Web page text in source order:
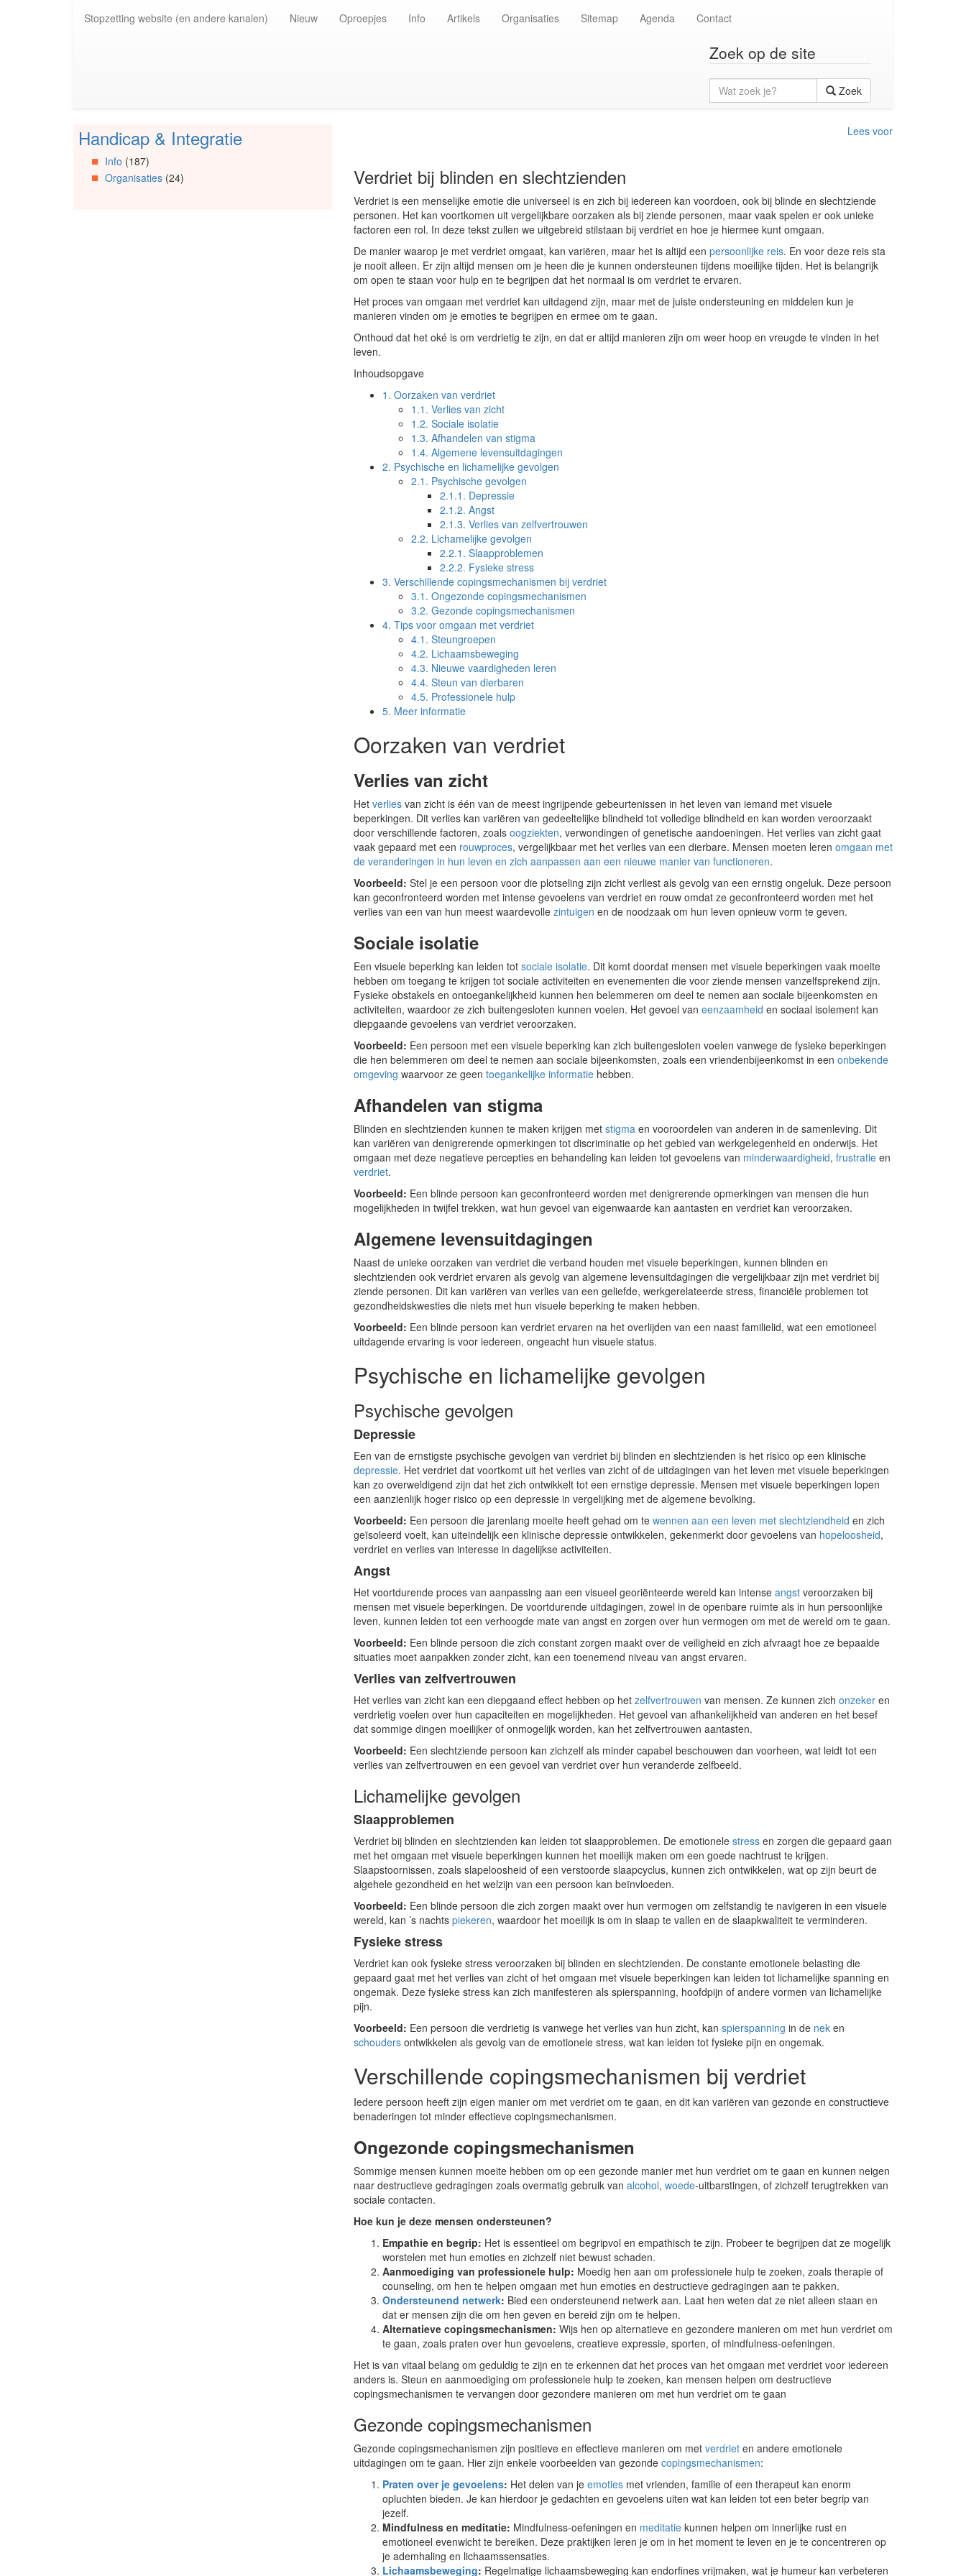
Stopzetting website (en andere kanalen) Nieuw Oproepjes Info Artikels Organisaties Sitemap Agenda Contact
Zoek op de site
Wat
zoek
je?
Zoek
Spring
Artikels
Spring
Handicap & Integratie
Info (187)
Organisaties(24)
Lees voor
Verdriet bij blinden en slechtzienden
Verdriet is een menselijke emotie die universeel is en zich bij iedereen kan voordoen, ook bij blinde en slechtziende
personen. Het kan voortkomen uit vergelijkbare oorzaken als bij ziende personen, maar vaak spelen er ook unieke
factoren een rol. In deze tekst zullen we uitgebreid stilstaan bij verdriet en hoe je hiermee kunt omgaan.
De manier waarop je met verdriet omgaat, kan variëren, maar het is altijd een persoonlijke reis. En voor deze reis sta
je nooit alleen. Er zijn altijd mensen om je heen die je kunnen ondersteunen tijdens moeilijke tijden. Het is belangrijk
om open te staan voor hulp en te begrijpen dat het normaal is om verdriet te ervaren.
Het proces van omgaan met verdriet kan uitdagend zijn, maar met de juiste ondersteuning en middelen kun je
manieren vinden om je emoties te begrijpen en ermee om te gaan.
Onthoud dat het oké is om verdrietig te zijn, en dat er altijd manieren zijn om weer hoop en vreugde te vinden in het
leven.
Inhoudsopgave
1. Oorzaken van verdriet
1.1. Verlies van zicht
1.2. Sociale isolatie
1.3. Afhandelen van stigma
1.4. Algemene levensuitdagingen
2. Psychische en lichamelijke gevolgen
2.1. Psychische gevolgen
2.1.1. Depressie
2.1.2. Angst
2.1.3. Verlies van zelfvertrouwen
2.2. Lichamelijke gevolgen
2.2.1. Slaapproblemen
2.2.2. Fysieke stress
3. Verschillende copingsmechanismen bij verdriet
3.1. Ongezonde copingsmechanismen
3.2. Gezonde copingsmechanismen
4. Tips voor omgaan met verdriet
4.1. Steungroepen
4.2. Lichaamsbeweging
4.3. Nieuwe vaardigheden leren
4.4. Steun van dierbaren
4.5. Professionele hulp
5. Meer informatie
Oorzaken van verdriet
Verlies van zicht
Het verlies van zicht is één van de meest ingrijpende gebeurtenissen in het leven van iemand met visuele
beperkingen. Dit verlies kan variëren van gedeeltelijke blindheid tot volledige blindheid en kan worden veroorzaakt
door verschillende factoren, zoals oogziekten, verwondingen of genetische aandoeningen. Het verlies van zicht gaat
vaak gepaard met een rouwproces, vergelijkbaar met het verlies van een dierbare. Mensen moeten leren omgaan met
de veranderingen in hun leven en zich aanpassen aan een nieuwe manier van functioneren.
Voorbeeld: Stel je een persoon voor die plotseling zijn zicht verliest als gevolg van een ernstig ongeluk. Deze persoon
kan geconfronteerd worden met intense gevoelens van verdriet en rouw omdat ze geconfronteerd worden met het
verlies van een van hun meest waardevolle zintuigen en de noodzaak om hun leven opnieuw vorm te geven.
Sociale isolatie
Een visuele beperking kan leiden tot sociale isolatie. Dit komt doordat mensen met visuele beperkingen vaak moeite
hebben om toegang te krijgen tot sociale activiteiten en evenementen die voor ziende mensen vanzelfsprekend zijn.
Fysieke obstakels en ontoegankelijkheid kunnen hen belemmeren om deel te nemen aan sociale bijeenkomsten en
activiteiten, waardoor ze zich buitengesloten kunnen voelen. Het gevoel van eenzaamheid en sociaal isolement kan
diepgaande gevoelens van verdriet veroorzaken.
Voorbeeld: Een persoon met een visuele beperking kan zich buitengesloten voelen vanwege de fysieke beperkingen
die hen belemmeren om deel te nemen aan sociale bijeenkomsten, zoals een vriendenbijeenkomst in een onbekende
omgeving waarvoor ze geen toegankelijke informatie hebben.
Afhandelen van stigma
Blinden en slechtzienden kunnen te maken krijgen met stigma en vooroordelen van anderen in de samenleving. Dit
kan variëren van denigrerende opmerkingen tot discriminatie op het gebied van werkgelegenheid en onderwijs. Het
omgaan met deze negatieve percepties en behandeling kan leiden tot gevoelens van minderwaardigheid, frustratie en
verdriet.
Voorbeeld: Een blinde persoon kan geconfronteerd worden met denigrerende opmerkingen van mensen die hun
mogelijkheden in twijfel trekken, wat hun gevoel van eigenwaarde kan aantasten en verdriet kan veroorzaken.
Algemene levensuitdagingen
Naast de unieke oorzaken van verdriet die verband houden met visuele beperkingen, kunnen blinden en
slechtzienden ook verdriet ervaren als gevolg van algemene levensuitdagingen die vergelijkbaar zijn met verdriet bij
ziende personen. Dit kan variëren van verlies van een geliefde, werkgerelateerde stress, financiële problemen tot
gezondheidskwesties die niets met hun visuele beperking te maken hebben.
Voorbeeld: Een blinde persoon kan verdriet ervaren na het overlijden van een naast familielid, wat een emotioneel
uitdagende ervaring is voor iedereen, ongeacht hun visuele status.
Psychische en lichamelijke gevolgen
Psychische gevolgen
Depressie
Een van de ernstigste psychische gevolgen van verdriet bij blinden en slechtzienden is het risico op een klinische
depressie. Het verdriet dat voortkomt uit het verlies van zicht of de uitdagingen van het leven met visuele beperkingen
kan zo overweldigend zijn dat het zich ontwikkelt tot een ernstige depressie. Mensen met visuele beperkingen lopen
een aanzienlijk hoger risico op een depressie in vergelijking met de algemene bevolking.
Voorbeeld: Een persoon die jarenlang moeite heeft gehad om te wennen aan een leven met slechtziendheid en zich
geïsoleerd voelt, kan uiteindelijk een klinische depressie ontwikkelen, gekenmerkt door gevoelens van hopeloosheid,
verdriet en verlies van interesse in dagelijkse activiteiten.
Angst
Het voortdurende proces van aanpassing aan een visueel georiënteerde wereld kan intense angst veroorzaken bij
mensen met visuele beperkingen. De voortdurende uitdagingen, zowel in de openbare ruimte als in hun persoonlijke
leven, kunnen leiden tot een verhoogde mate van angst en zorgen over hun vermogen om met de wereld om te gaan.
Voorbeeld: Een blinde persoon die zich constant zorgen maakt over de veiligheid en zich afvraagt hoe ze bepaalde
situaties moet aanpakken zonder zicht, kan een toenemend niveau van angst ervaren.
Verlies van zelfvertrouwen
Het verlies van zicht kan een diepgaand effect hebben op het zelfvertrouwen van mensen. Ze kunnen zich onzeker en
verdrietig voelen over hun capaciteiten en mogelijkheden. Het gevoel van afhankelijkheid van anderen en het besef
dat sommige dingen moeilijker of onmogelijk worden, kan het zelfvertrouwen aantasten.
Voorbeeld: Een slechtziende persoon kan zichzelf als minder capabel beschouwen dan voorheen, wat leidt tot een
verlies van zelfvertrouwen en een gevoel van verdriet over hun veranderde zelfbeeld.
Lichamelijke gevolgen
Slaapproblemen
Verdriet bij blinden en slechtzienden kan leiden tot slaapproblemen. De emotionele stress en zorgen die gepaard gaan
met het omgaan met visuele beperkingen kunnen het moeilijk maken om een goede nachtrust te krijgen.
Slaapstoornissen, zoals slapeloosheid of een verstoorde slaapcyclus, kunnen zich ontwikkelen, wat op zijn beurt de
algehele gezondheid en het welzijn van een persoon kan beïnvloeden.
Voorbeeld: Een blinde persoon die zich zorgen maakt over hun vermogen om zelfstandig te navigeren in een visuele
wereld, kan ’s nachts piekeren, waardoor het moeilijk is om in slaap te vallen en de slaapkwaliteit te verminderen.
Fysieke stress
Verdriet kan ook fysieke stress veroorzaken bij blinden en slechtzienden. De constante emotionele belasting die
gepaard gaat met het verlies van zicht of het omgaan met visuele beperkingen kan leiden tot lichamelijke spanning en
ongemak. Deze fysieke stress kan zich manifesteren als spierspanning, hoofdpijn of andere vormen van lichamelijke
pijn.
Voorbeeld: Een persoon die verdrietig is vanwege het verlies van hun zicht, kan spierspanning in de nek en
schouders ontwikkelen als gevolg van de emotionele stress, wat kan leiden tot fysieke pijn en ongemak.
Verschillende copingsmechanismen bij verdriet
Iedere persoon heeft zijn eigen manier om met verdriet om te gaan, en dit kan variëren van gezonde en constructieve
benaderingen tot minder effectieve copingsmechanismen.
Ongezonde copingsmechanismen
Sommige mensen kunnen moeite hebben om op een gezonde manier met hun verdriet om te gaan en kunnen neigen
naar destructieve gedragingen zoals overmatig gebruik van alcohol, woede-uitbarstingen, of zichzelf terugtrekken van
sociale contacten.
Hoe kun je deze mensen ondersteunen?
Empathie en begrip: Het is essentieel om begripvol en empathisch te zijn. Probeer te begrijpen dat ze mogelijk
worstelen met hun emoties en zichzelf niet bewust schaden.
Aanmoediging van professionele hulp: Moedig hen aan om professionele hulp te zoeken, zoals therapie of
counseling, om hen te helpen omgaan met hun emoties en destructieve gedragingen aan te pakken.
Ondersteunend netwerk: Bied een ondersteunend netwerk aan. Laat hen weten dat ze niet alleen staan en
dat er mensen zijn die om hen geven en bereid zijn om te helpen.
Alternatieve copingsmechanismen: Wijs hen op alternatieve en gezondere manieren om met hun verdriet om
te gaan, zoals praten over hun gevoelens, creatieve expressie, sporten, of mindfulness-oefeningen.
Het is van vitaal belang om geduldig te zijn en te erkennen dat het proces van het omgaan met verdriet voor iedereen
anders is. Steun en aanmoediging om professionele hulp te zoeken, kan mensen helpen om destructieve
copingsmechanismen te vervangen door gezondere manieren om met hun verdriet om te gaan
Gezonde copingsmechanismen
Gezonde copingsmechanismen zijn positieve en effectieve manieren om met verdriet en andere emotionele
uitdagingen om te gaan. Hier zijn enkele voorbeelden van gezonde copingsmechanismen:
Praten over je gevoelens: Het delen van je emoties met vrienden, familie of een therapeut kan enorm
opluchten bieden. Je kan hierdoor je gedachten en gevoelens uiten wat kan leiden tot een beter begrip van
jezelf.
Mindfulness en meditatie: Mindfulness-oefeningen en meditatie kunnen helpen om innerlijke rust en
emotioneel evenwicht te bereiken. Deze praktijken leren je om in het moment te leven en je te concentreren op
je ademhaling en lichaamssensaties.
Lichaamsbeweging: Regelmatige lichaamsbeweging kan endorfines vrijmaken, wat je humeur kan verbeteren